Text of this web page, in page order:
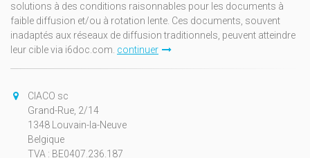
solutions à des conditions raisonnables pour les documents à
faible diffusion et/ou à rotation lente. Ces documents, souvent
inadaptés aux réseaux de diffusion traditionnels, peuvent atteindre
leur cible via i6doc.com. continuer
CIACO sc
Grand-Rue, 2/14
1348 Louvain-la-Neuve
Belgique
TVA : BE0407.236.187